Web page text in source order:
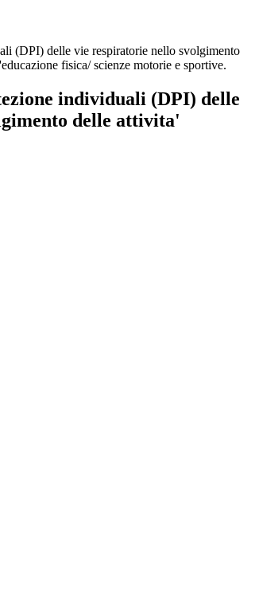
(DPI) delle vie respiratorie nello svolgimento
fisica/ scienze motorie e sportive.
individuali (DPI) delle
delle attivita'